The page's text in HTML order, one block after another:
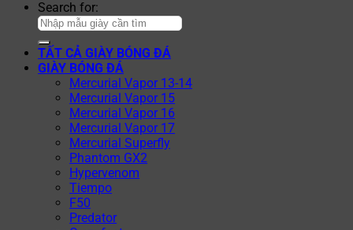
Search for:
TẤT CẢ GIÀY BÓNG ĐÁ
GIÀY BÓNG ĐÁ
Mercurial Vapor 13-14
Mercurial Vapor 15
Mercurial Vapor 16
Mercurial Vapor 17
Mercurial Superfly
Phantom GX2
Hypervenom
Tiempo
F50
Predator